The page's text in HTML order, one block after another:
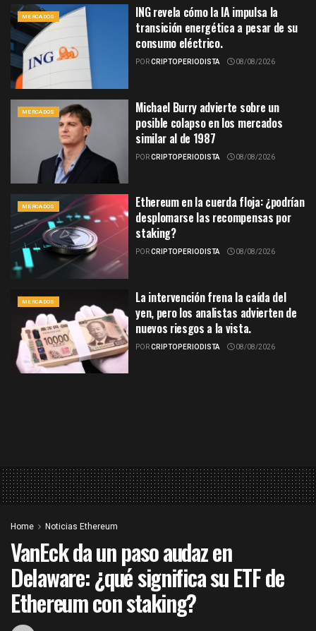
MERCADOS
ING revela cómo la IA impulsa la
transición energética a pesar de su
consumo eléctrico.
PORCRIPTOPERIODISTA 08/08/2026
MERCADOS
Michael Burry advierte sobre un
posible colapso en los mercados
similar al de 1987
PORCRIPTOPERIODISTA 08/08/2026
MERCADOS
Ethereum en la cuerda floja: ¿podrían
desplomarse las recompensas por
staking?
PORCRIPTOPERIODISTA 08/08/2026
MERCADOS
La intervención frena la caída del
yen, pero los analistas advierten de
nuevos riesgos a la vista.
PORCRIPTOPERIODISTA 08/08/2026
Home Noticias Ethereum
VanEck da un paso audaz en
Delaware: ¿qué significa su ETF de
Ethereum con staking?